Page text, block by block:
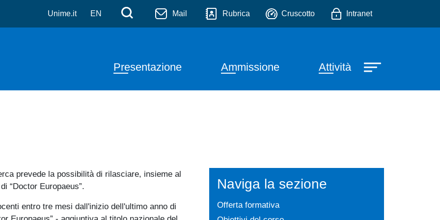
Salta al contenuto principale
Unime.it EN Menù di servizio
Cerca Mail Rubrica Cruscotto Intranet
Navigazione principale
Presentazione Ammissione Attività
prevede la possibilità di rilasciare, insieme al
“Doctor Europaeus”.
entro tre mesi dall'inizio dell'ultimo anno di
Naviga la sezione
Offerta formativa